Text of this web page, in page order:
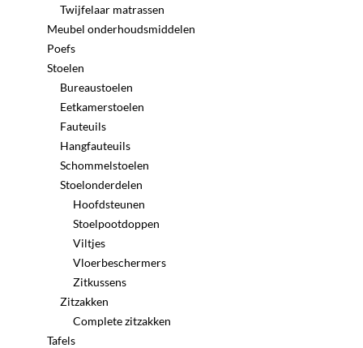
Twijfelaar matrassen
Meubel onderhoudsmiddelen
Poefs
Stoelen
Bureaustoelen
Eetkamerstoelen
Fauteuils
Hangfauteuils
Schommelstoelen
Stoelonderdelen
Hoofdsteunen
Stoelpootdoppen
Viltjes
Vloerbeschermers
Zitkussens
Zitzakken
Complete zitzakken
Tafels